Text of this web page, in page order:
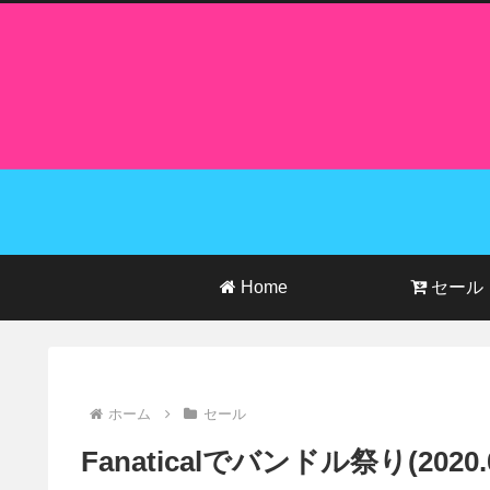
Home セール
ホーム セール
Fanaticalでバンドル祭り